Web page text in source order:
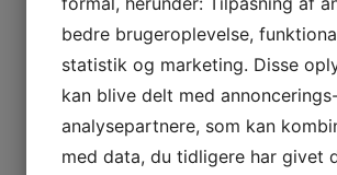
Element Blokke
Element Blokke
ESP Cruising Blokke
ESP Cruising
ESP Cruising
ESP Cruising
Flip-Flop Blokke
bedre brugeroplevelse,
statistik og marketing. Disse
kan blive delt med
analysepartnere, som kan
med data, du tidligere har givet